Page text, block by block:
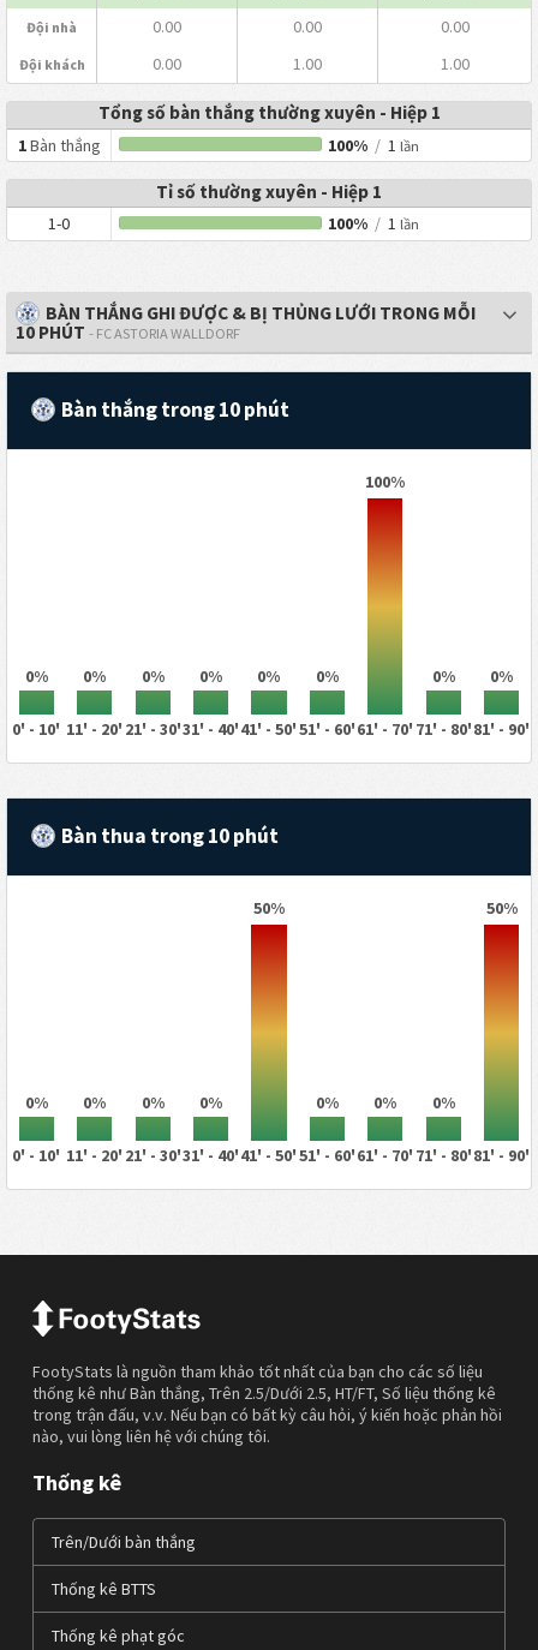
Đội nhà 0.00 0.00 0.00
Đội khách 0.00 1.00 1.00
Tổng số bàn thắng thường xuyên - Hiệp 1
1Bàn thắng 100% / 1 lần
Tỉ số thường xuyên - Hiệp 1
1-0 100% / 1 lần
BÀN THẮNG GHI ĐƯỢC & BỊ THỦNG LƯỚI TRONG MỖI
10 PHÚT - FC ASTORIA WALLDORF
Bàn thắng trong 10 phút
0% 0% 0% 0% 0% 0%
100%
0% 0%
0' - 10' 11' - 20' 21' - 30'31' - 40'41' - 50'51' - 60'61' - 70' 71' - 80'81' - 90'
Bàn thua trong 10 phút
0% 0% 0% 0%
50%
0% 0% 0%
50%
0' - 10' 11' - 20' 21' - 30'31' - 40'41' - 50'51' - 60'61' - 70' 71' - 80'81' - 90'
FootyStats là nguồn tham khảo tốt nhất của bạn cho các số liệu
thống kê như Bàn thắng, Trên 2.5/Dưới 2.5, HT/FT, Số liệu thống kê
trong trận đấu, v.v. Nếu bạn có bất kỳ câu hỏi, ý kiến hoặc phản hồi
nào, vui lòng liên hệ với chúng tôi.
Thống kê
Trên/Dưới bàn thắng
Thống kê BTTS
Thống kê phạt góc